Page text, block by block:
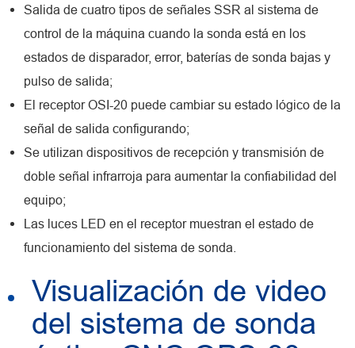
Salida de cuatro tipos de señales SSR al sistema de
control de la máquina cuando la sonda está en los
estados de disparador, error, baterías de sonda bajas y
pulso de salida;
El receptor OSI-20 puede cambiar su estado lógico de la
señal de salida configurando;
Se utilizan dispositivos de recepción y transmisión de
doble señal infrarroja para aumentar la confiabilidad del
equipo;
Las luces LED en el receptor muestran el estado de
funcionamiento del sistema de sonda.
Visualización de video
del sistema de sonda